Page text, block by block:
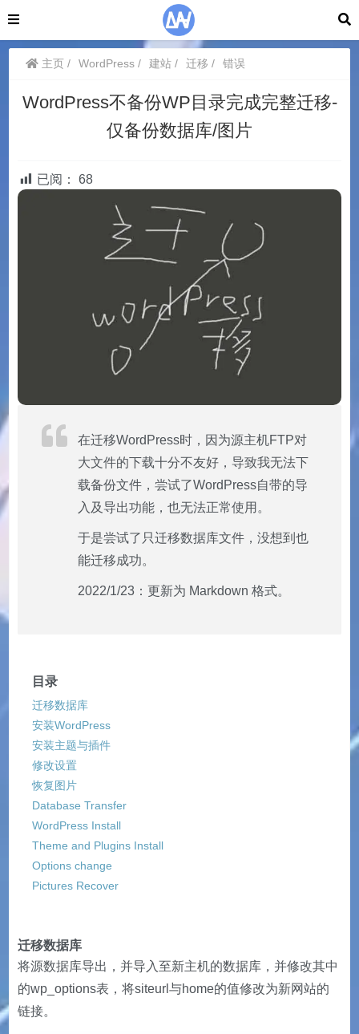
主页 WordPress 建站 迁移 错误
WordPress不备份WP目录完成完整迁移-
仅备份数据库/图片
已阅： 68
在迁移WordPress时，因为源主机FTP对
大文件的下载十分不友好，导致我无法下
载备份文件，尝试了WordPress自带的导
入及导出功能，也无法正常使用。
于是尝试了只迁移数据库文件，没想到也
能迁移成功。
2022/1/23：更新为 Markdown 格式。
目录
迁移数据库
安装WordPress
安装主题与插件
修改设置
恢复图片
Database Transfer
WordPress Install
Theme and Plugins Install
Options change
Pictures Recover
迁移数据库
将源数据库导出，并导入至新主机的数据库，并修改其中
的wp_options表，将siteurl与home的值修改为新网站的
链接。